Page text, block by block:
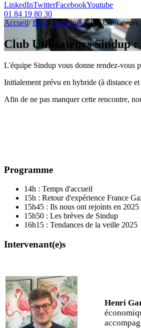
LinkedInTwitterFacebookYoutube
01 84 19 80 30
Accueil/ Blog/ Actualités/Club Utilisateurs
Club Utilisateurs Sindup :
L'équipe Sindup vous donne rendez-vous
Initialement prévu en hybride (à distance et
Afin de ne pas manquer cette rencontre,
Programme
14h : Temps d'accueil
15h : Retour d'expérience France
15h45 : Ils nous ont rejoints en 2025
15h50 : Les brèves de Sindup
16h15 : Tendances de la veille 2025
Intervenant(e)s